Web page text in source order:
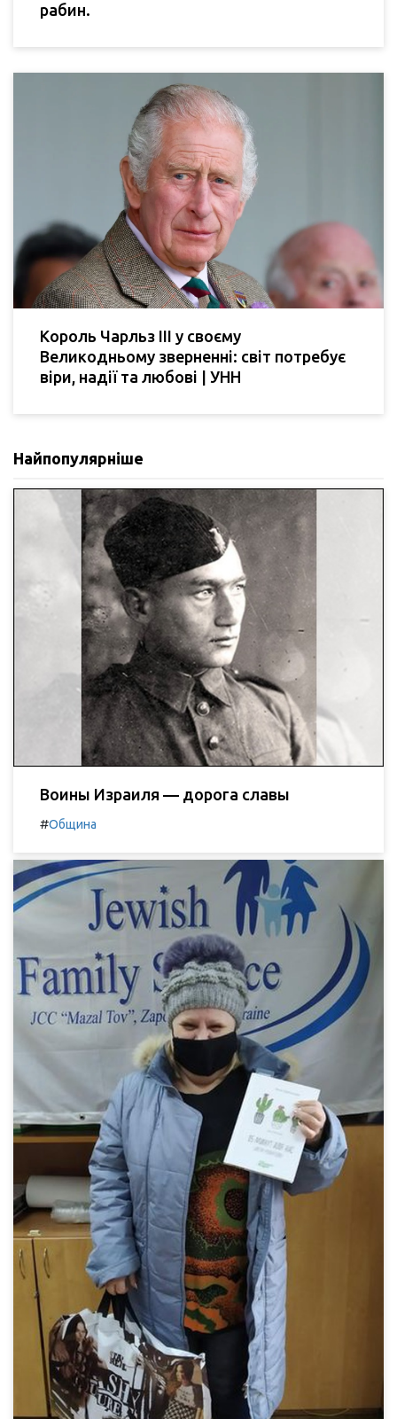
рабин.
Король Чарльз III у своєму
Великодньому зверненні: світ потребує
віри, надії та любові | УНН
Найпопулярніше
Воины Израиля — дорога славы
#Община